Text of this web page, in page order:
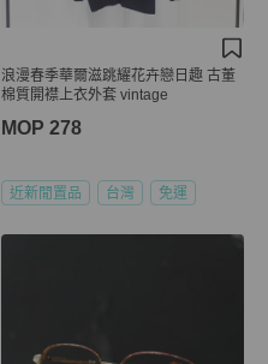
浪漫春季華爾滋跳耀花卉戀日趣 古董
棉質開襟上衣外套 vintage
MOP 278
近新閒置品 台灣 免運